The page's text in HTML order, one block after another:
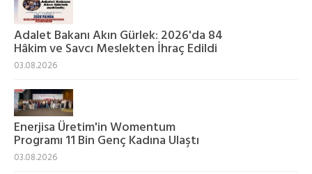
Adalet Bakanı Akın Gürlek: 2026'da 84
Hâkim ve Savcı Meslekten İhraç Edildi
03.08.2026
Enerjisa Üretim'in Womentum
Programı 11 Bin Genç Kadına Ulaştı
03.08.2026